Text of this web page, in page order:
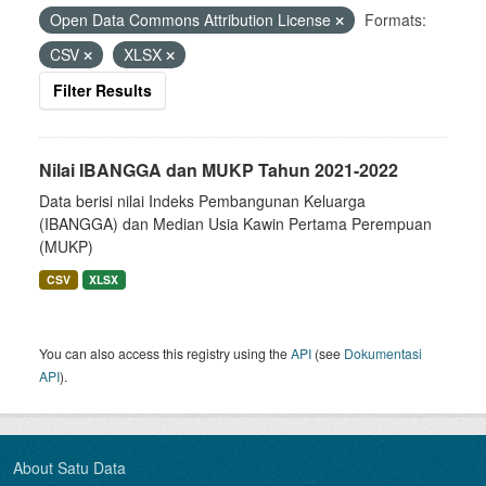
Open Data Commons Attribution License
Formats:
CSV
XLSX
Filter Results
Nilai IBANGGA dan MUKP Tahun 2021-2022
Data berisi nilai Indeks Pembangunan Keluarga
(IBANGGA) dan Median Usia Kawin Pertama Perempuan
(MUKP)
CSV XLSX
You can also access this registry using theAPI (see Dokumentasi
API).
About Satu Data